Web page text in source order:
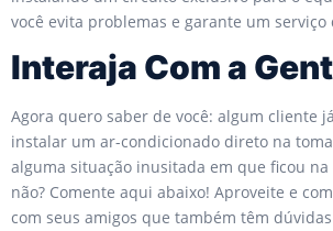
você evita problemas e garante um
Interaja Com a
Agora quero saber de você: algum cliente
instalar um ar-condicionado direto na
alguma situação inusitada em que ficou
não? Comente aqui abaixo! Aproveite e
com seus amigos que também têm